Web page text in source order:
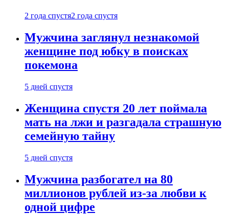
2 года спустя2 года спустя
Мужчина заглянул незнакомой
женщине под юбку в поисках
покемона
5 дней спустя
Женщина спустя 20 лет поймала
мать на лжи и разгадала страшную
семейную тайну
5 дней спустя
Мужчина разбогател на 80
миллионов рублей из-за любви к
одной цифре